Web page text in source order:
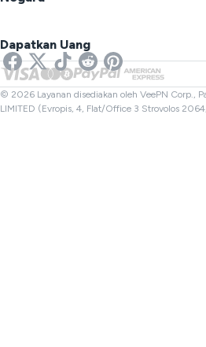
VPN untuk Streaming
VPN Netflix
SMS Online
Pemeriksa Tautan
Pemeriksa Berkas
VPN UK
VPN Kanada
VPN Turki
Dapatkan Uang
Afiliasi
© 2026 Layanan disediakan oleh VeePN Corp.,
LIMITED (Evropis, 4, Flat/Office 3 Strovolos